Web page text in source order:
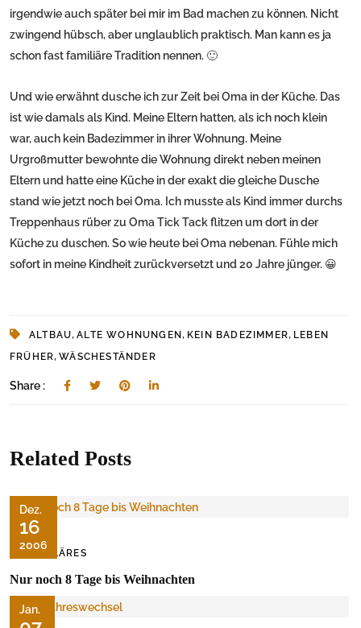
irgendwie auch später bei mir im Bad machen zu können. Nicht
zwingend hübsch, aber unglaublich praktisch. Man kann es ja
schon fast familiäre Tradition nennen. 🙂
Und wie erwähnt dusche ich zur Zeit bei Oma in der Küche. Das
ist wie damals als Kind. Meine Eltern hatten, als ich noch klein
war, auch kein Badezimmer in ihrer Wohnung. Meine
Urgroßmutter bewohnte die Wohnung direkt neben meinen
Eltern und hatte eine Küche in der exakt die gleiche Dusche
stand wie jetzt noch bei Oma. Ich musste als Kind immer durchs
Treppenhaus rüber zu Oma Tick Tack flitzen um dort in der
Küche zu duschen. So wie heute bei Oma nebenan. Fühle mich
sofort in meine Kindheit zurückversetzt und 20 Jahre jünger. 😀
ALTBAU,ALTE WOHNUNGEN, KEIN BADEZIMMER, LEBEN
FRÜHER,WÄSCHESTÄNDER
Share :
Related Posts
Dez.
16
2006
FAMILÄRES
Nur noch 8 Tage bis Weihnachten
Jan.